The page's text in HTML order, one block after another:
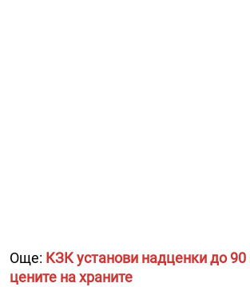
Още: КЗК установи надценки до 90
цените на храните